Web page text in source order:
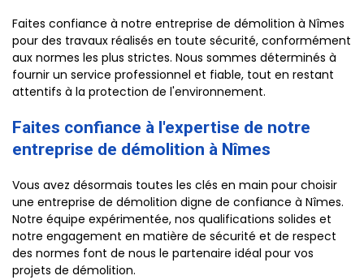
Faites confiance à notre entreprise de démolition à Nîmes
pour des travaux réalisés en toute sécurité, conformément
aux normes les plus strictes. Nous sommes déterminés à
fournir un service professionnel et fiable, tout en restant
attentifs à la protection de l'environnement.
Faites confiance à l'expertise de notre
entreprise de démolition à Nîmes
Vous avez désormais toutes les clés en main pour choisir
une entreprise de démolition digne de confiance à Nîmes.
Notre équipe expérimentée, nos qualifications solides et
notre engagement en matière de sécurité et de respect
des normes font de nous le partenaire idéal pour vos
projets de démolition.